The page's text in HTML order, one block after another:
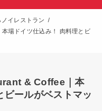
ノイレストラン
場ドイツ仕込み！ 肉料理とビ
& Coffee｜本
ールがベストマッ